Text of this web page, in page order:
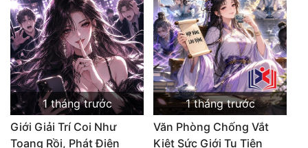
1 tháng trước
Giới Giải Trí Coi Như
Toang Rồi, Phát Điên
1 tháng trước
Văn Phòng Chống Vắt
Kiệt Sức Giới Tu Tiên